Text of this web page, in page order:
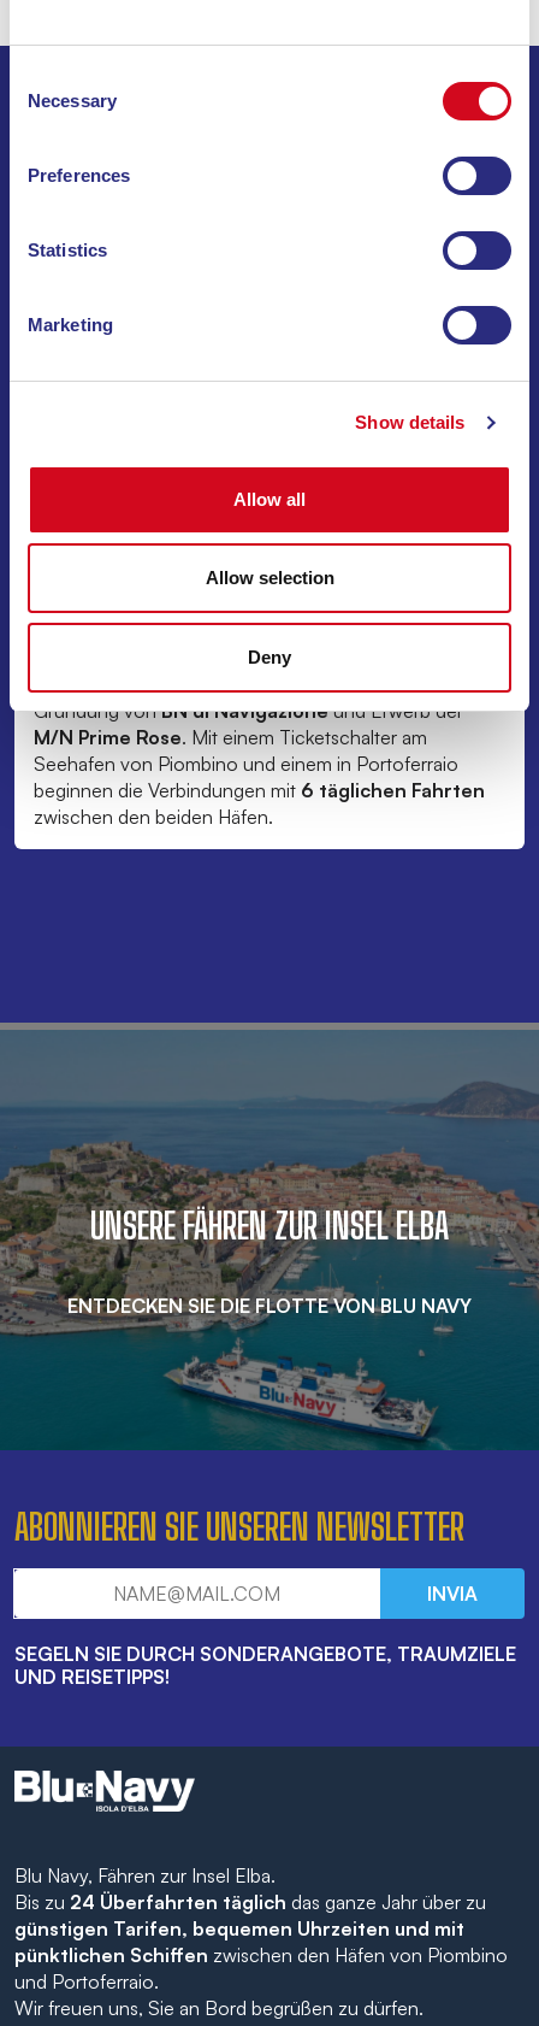
Selection
Necessary
Preferences
Statistics
Marketing
Show details
Allow all
Allow selection
Deny
Gründung vonBN di Navigazioneund Erwerb der
M/N Prime Rose. Mit einem Ticketschalter am
Seehafen von Piombino und einem in Portoferraio
beginnen die Verbindungen mit 6 täglichen Fahrten
zwischen den beiden Häfen.
UNSERE FÄHREN ZUR INSEL ELBA
ENTDECKEN SIE DIE FLOTTE VON BLU NAVY
ABONNIEREN SIE UNSEREN NEWSLETTER
INVIA
SEGELN SIE DURCH SONDERANGEBOTE, TRAUMZIELE
UND REISETIPPS!
Blu Navy, Fähren zur Insel Elba.
Bis zu 24 Überfahrten täglich das ganze Jahr über zu
günstigen Tarifen, bequemen Uhrzeiten und mit
pünktlichen Schiffen zwischen den Häfen von Piombino
und Portoferraio.
Wir freuen uns, Sie an Bord begrüßen zu dürfen.